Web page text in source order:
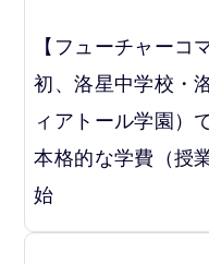
【フューチャーコ
初、洛星中学校・
ィアトール学園）
本格的な学費（授
始